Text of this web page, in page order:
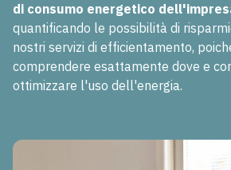
di consumo energetico
quantificando le possibilità di
nostri servizi di efficientamento,
comprendere esattamente dove e
ottimizzare l'uso dell'energia.